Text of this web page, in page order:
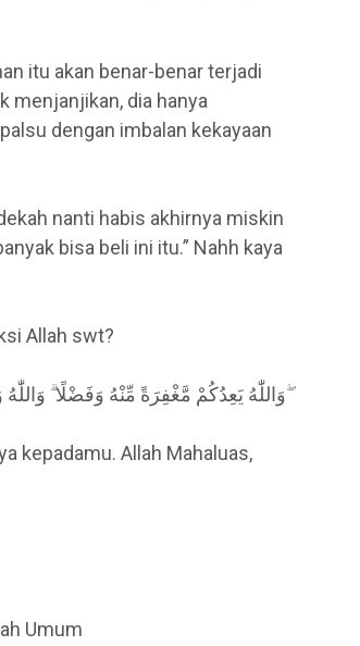
itu akan benar-benar terjadi
menjanjikan, dia hanya
dengan imbalan kekayaan
nanti habis akhirnya miskin
bisa beli ini itu.” Nahh kaya
Allah swt?
وَاللّٰهُ يَعِدُكُمْ مَّغْفِرَةً مِّنْهُ وَفَضْلًا ۗ وَاللّٰهُ وَاسِعٌ عَلِيْمٌ ۖ
kepadamu. Allah Mahaluas,
Umum